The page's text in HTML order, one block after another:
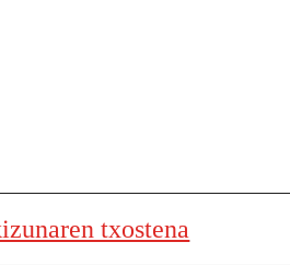
txostena